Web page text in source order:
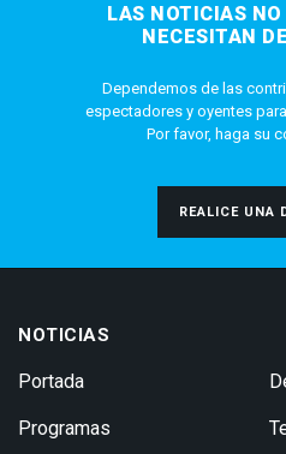
LAS NOTICIAS
NECESITAN
Dependemos de las
espectadores y oyentes
Por favor, haga su
REALICE UNA
NOTICIAS
Portada
Programas